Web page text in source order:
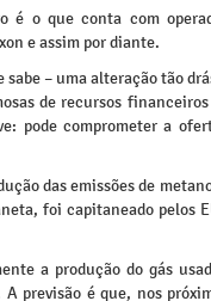
é o que conta com
e assim por diante.
sabe – uma alteração tão
de recursos
pode comprometer a
das emissões de
foi capitaneado pelos
a produção do gás
previsão é que, nos